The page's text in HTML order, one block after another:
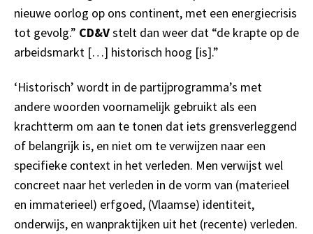
nieuwe oorlog op ons continent, met een energiecrisis
tot gevolg.” CD&Vstelt dan weer dat “de krapte op de
arbeidsmarkt […] historisch hoog [is].”
‘Historisch’ wordt in de partijprogramma’s met
andere woorden voornamelijk gebruikt als een
krachtterm om aan te tonen dat iets grensverleggend
of belangrijk is, en niet om te verwijzen naar een
specifieke context in het verleden. Men verwijst wel
concreet naar het verleden in de vorm van (materieel
en immaterieel) erfgoed, (Vlaamse) identiteit,
onderwijs, en wanpraktijken uit het (recente) verleden.